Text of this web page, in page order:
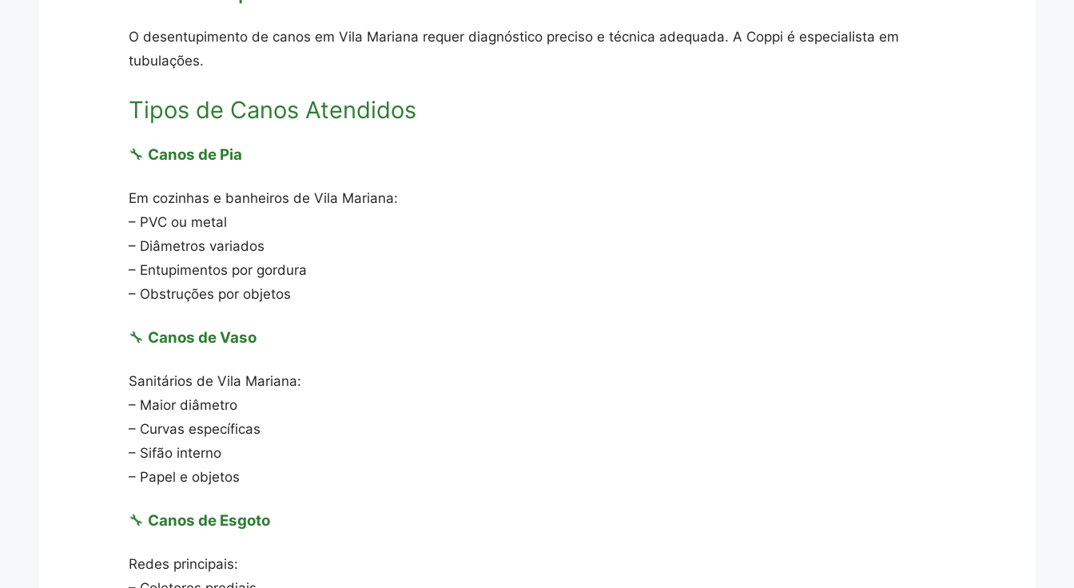
O desentupimento de canos em Vila Mariana requer diagnóstico preciso e técnica adequada. A Coppi é especialista em
tubulações.
Tipos de Canos Atendidos
🔧 Canos de Pia
Em cozinhas e banheiros de Vila Mariana:
– PVC ou metal
– Diâmetros variados
– Entupimentos por gordura
– Obstruções por objetos
🔧 Canos de Vaso
Sanitários de Vila Mariana:
– Maior diâmetro
– Curvas específicas
– Sifão interno
– Papel e objetos
🔧 Canos de Esgoto
Redes principais: